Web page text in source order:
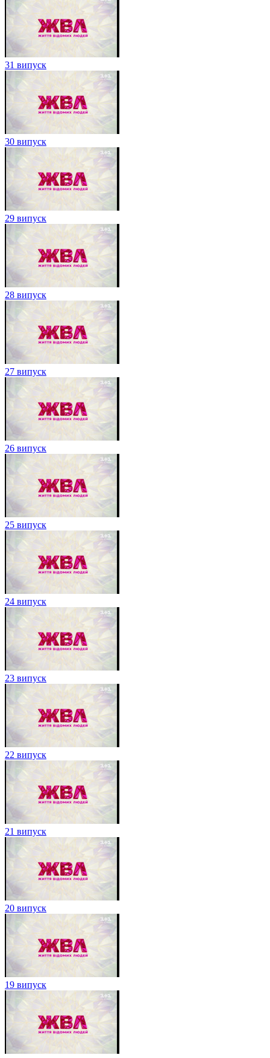
31 випуск
30 випуск
29 випуск
28 випуск
27 випуск
26 випуск
25 випуск
24 випуск
23 випуск
22 випуск
21 випуск
20 випуск
19 випуск